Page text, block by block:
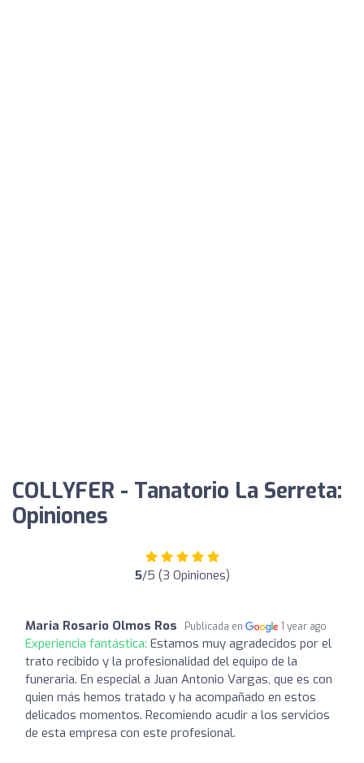
COLLYFER - Tanatorio La Serreta:
Opiniones
5/5 (3 Opiniones)
Maria Rosario Olmos Ros Publicada en 1 year ago
Experiencia fantástica: Estamos muy agradecidos por el
trato recibido y la profesionalidad del equipo de la
funeraria. En especial a Juan Antonio Vargas, que es con
quien más hemos tratado y ha acompañado en estos
delicados momentos. Recomiendo acudir a los servicios
de esta empresa con este profesional.